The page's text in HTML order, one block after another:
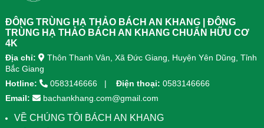
giúp hấp thu nhanh và hiệu quả
hơn.
ĐÔNG TRÙNG HẠ THẢO BÁCH AN KHANG | ĐÔNG
TRÙNG HẠ THẢO BÁCH AN KHANG CHUẨN HỮU CƠ
4K
Địa chỉ:
Thôn Thanh Vân, Xã Đức Giang, Huyện Yên Dũng, Tỉnh
Bắc Giang
Hotline:
0583146666 Điện thoại: 0583146666
Email:
bachankhang.com@gmail.com
VỀ CHÚNG TÔI BÁCH AN KHANG